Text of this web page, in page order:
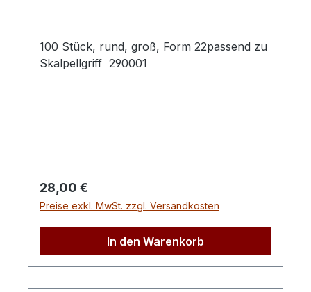
100 Stück, rund, groß, Form 22passend zu
Skalpellgriff 290001
Regulärer Preis:
28,00 €
Preise exkl. MwSt. zzgl. Versandkosten
In den Warenkorb